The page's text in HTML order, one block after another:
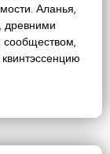
Аланья,
древними